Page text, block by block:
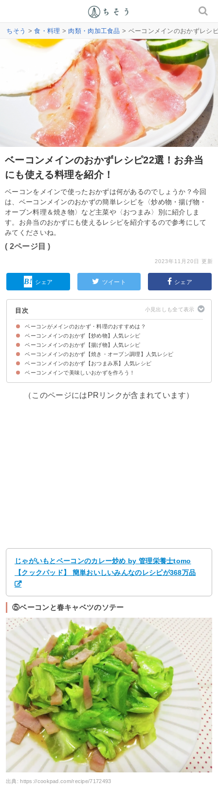
ちそう >食・料理 > 肉類・肉加工食品 > ベーコンメインのおかずレシ
ベーコンメインのおかずレシピ22選！お弁当
にも使える料理を紹介！
ベーコンをメインで使ったおかずは何があるのでしょうか？今回
は、ベーコンメインのおかずの簡単レシピを〈炒め物・揚げ物・
オーブン料理＆焼き物〉など主菜や〈おつまみ〉別に紹介しま
す。お弁当のおかずにも使えるレシピを紹介するので参考にして
みてくださいね。
( 2ページ目 )
2023年11月20日 更新
シェア ツイート シェア
目次
ベーコンがメインのおかず・料理のおすすめは？
ベーコンメインのおかず【炒め物】人気レシピ
①ベーコンのラタトゥイユ
②ベーコンとブロッコリーのアヒージョ風
③ベーコン・ジャガイモ・しめじの炒め煮
④ベーコンとじゃがいものカレー炒め
⑤ベーコンと春キャベツのソテー
ベーコンメインのおかず【揚げ物】人気レシピ
①ベーコン・キャベツ・チーズの春巻き
②なすのベーコン挟み揚げ
③ちくわのベーコン巻き
④大葉とチーズベーコンの揚げ春巻き
ベーコンメインのおかず【焼き・オーブン調理】人気レシピ
①厚切りベーコン焼き
②ベーコンと白菜のミルフィーユ煮
③ベーコンとほうれん草のオムレツ
④ベーコンとマッシュルームのキッシュ
⑤ベーコンとじゃがいものグラタン
⑥ベーコン入りじゃがいものガレット
⑦アスパラのベーコン巻き
⑧ベーコンとなすの重ね焼き
ベーコンメインのおかず【おつまみ系】人気レシピ
①ベーコンポテト
②ベーコンとじゃがいものお好み焼き風
③ベーコンと長芋のバター醤油炒め
④ベーコンとピーマンのコク旨炒め
⑤ベーコンとレタスのバター醤油焼き
ベーコンメインで美味しいおかずを作ろう！
（このページにはPRリンクが含まれています）
じゃがいもとベーコンのカレー炒め by 管理栄養士tomo
【クックパッド】 簡単おいしいみんなのレシピが368万品
⑤ベーコンと春キャベツのソテー
出典: https://cookpad.com/recipe/7172493